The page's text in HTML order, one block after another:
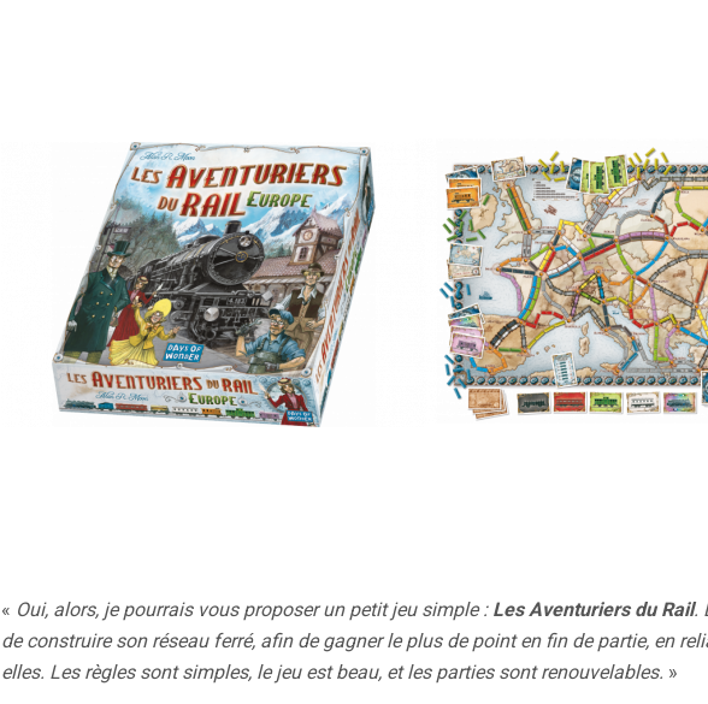
« Oui, alors, je pourrais vous proposer un petit jeu simple : Les Aventuriers du Rail.
de construire son réseau ferré, afin de gagner le plus de point en fin de partie, en
elles. Les règles sont simples, le jeu est beau, et les parties sont renouvelables. »